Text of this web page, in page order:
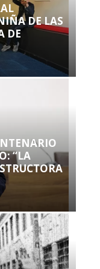
DE LAS
DE
“LA